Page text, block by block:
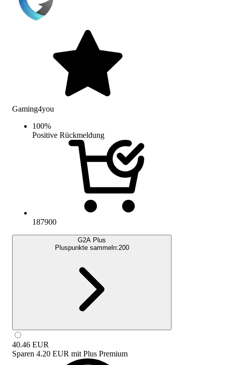
Gaming4you
100%
Positive Rückmeldung
187900
G2A Plus
Pluspunkte sammeln:200
40.46 EUR
Sparen 4.20 EUR mit Plus Premium